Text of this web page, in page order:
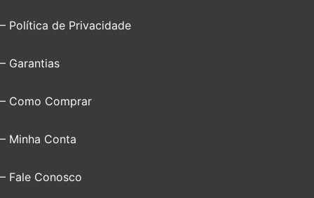
– Política de Privacidade
– Garantias
– Como Comprar
– Minha Conta
– Fale Conosco